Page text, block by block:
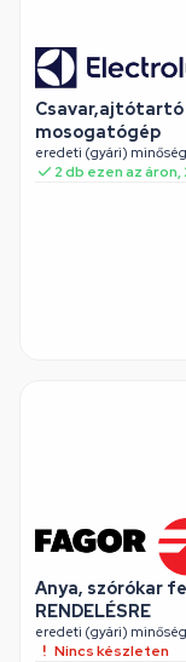
Csavar,ajtótartó
mosogatógép
eredeti (gyári) minőség
2 db ezen az
Anya, szórókar
RENDELÉSRE
eredeti (gyári) minőség
Nincs készleten